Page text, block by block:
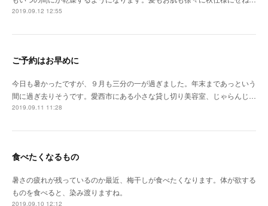
2019.09.12 12:55
ご予約はお早めに
今日も暑かったですが、９月も三分の一が過ぎました。年末まであっという
間に過ぎ去りそうです。愛西市にある小さな貸し切り美容室、じゃらんじ…
2019.09.11 11:28
食べたくなるもの
暑さの疲れが残っているのか最近、梅干しが食べたくなります。体が欲する
ものを食べると、染み渡りますね。
2019.09.10 12:12